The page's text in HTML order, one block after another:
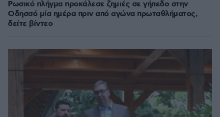
Ρωσικό πλήγμα προκάλεσε ζημιές σε γήπεδο στην
Οδησσό μία ημέρα πριν από αγώνα πρωταθλήματος,
δείτε βίντεο